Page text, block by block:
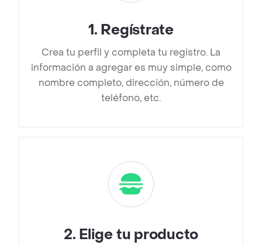
1. Regístrate
Crea tu perfil y completa tu registro. La
información a agregar es muy simple, como
nombre completo, dirección, número de
teléfono, etc.
2. Elige tu producto